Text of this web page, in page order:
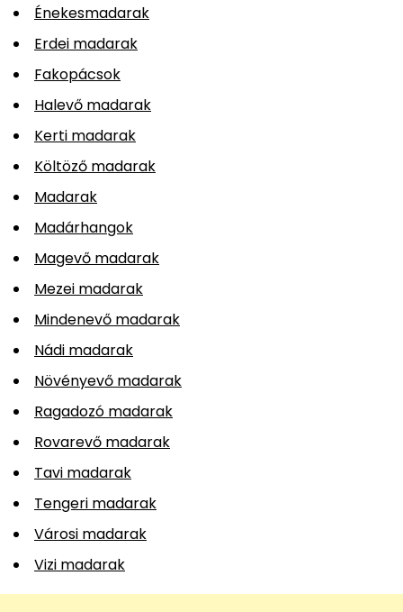
Énekesmadarak
Erdei madarak
Fakopácsok
Halevő madarak
Kerti madarak
Költöző madarak
Madarak
Madárhangok
Magevő madarak
Mezei madarak
Mindenevő madarak
Nádi madarak
Növényevő madarak
Ragadozó madarak
Rovarevő madarak
Tavi madarak
Tengeri madarak
Városi madarak
Vizi madarak